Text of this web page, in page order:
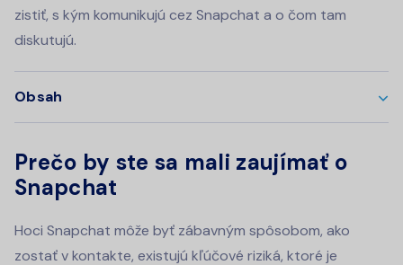
zistiť, s kým komunikujú cez Snapchat a o čom tam
diskutujú.
Obsah
Prečo by ste sa mali zaujímať o
Snapchat
Hoci Snapchat môže byť zábavným spôsobom, ako
zostať v kontakte, existujú kľúčové riziká, ktoré je